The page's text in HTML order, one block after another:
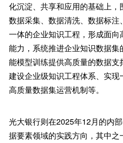
化沉淀、共享和应用的基础上
数据采集、数据清洗、数据标
一体的企业知识工程，形成面
能力，系统推进企业知识数据
能模型训练提供高质量的数据
建设企业级知识工程体系、实
高质量数据集运营机制等。
光大银行则在2025年12月的内
据要素领域的实践方向，其中之